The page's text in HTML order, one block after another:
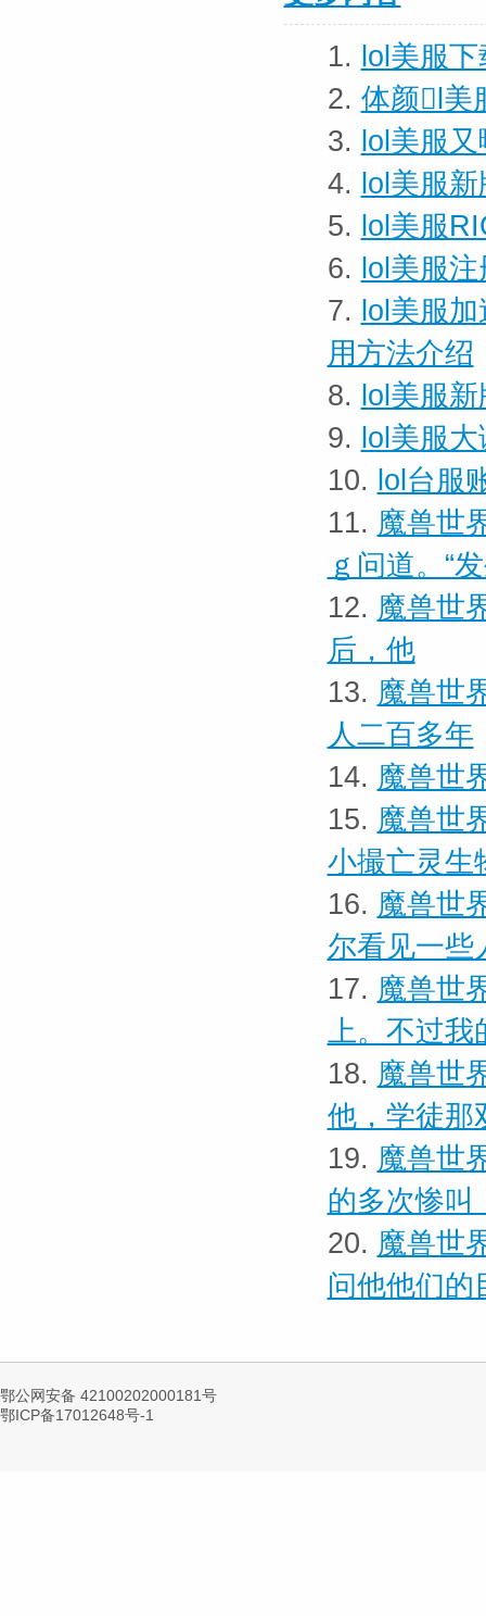
1. lol美服
2. 体颜l美
3. lol美服
4. lol美服
5. lol美服
6. lol美服
7. lol美服
用方法介绍
8. lol美服
9. lol美服
10. lol台服
11. 魔兽世
ｇ问道。“
12. 魔兽世
后，他
13. 魔兽世
人二百多年
14. 魔兽世
15. 魔兽世
小撮亡灵生
16. 魔兽世
尔看见一些
17. 魔兽世
上。不过我
18. 魔兽世
他，学徒那
19. 魔兽世
的多次惨叫
20. 魔兽世
问他他们的
鄂公网安备 42100202000181号
鄂ICP备17012648号-1